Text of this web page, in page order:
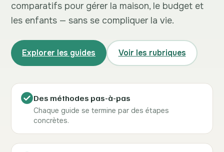
comparatifs pour gérer la maison, le budget et
les enfants — sans se compliquer la vie.
Explorer les guides Voir les rubriques
Des méthodes pas-à-pas
Chaque guide se termine par des étapes
concrètes.